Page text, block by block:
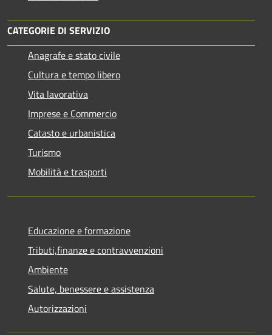
CATEGORIE DI SERVIZIO
Anagrafe e stato civile
Cultura e tempo libero
Vita lavorativa
Imprese e Commercio
Catasto e urbanistica
Turismo
Mobilità e trasporti
Educazione e formazione
Tributi,finanze e contravvenzioni
Ambiente
Salute, benessere e assistenza
Autorizzazioni